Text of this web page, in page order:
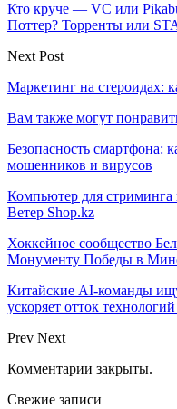
Кто круче — VC или
Поттер? Торренты или
Next Post
Маркетинг на стероидах:
Вам также могут
Безопасность смартфона:
мошенников и вирусов
Компьютер для стриминга
Ветер Shop.kz
Хоккейное сообщество
Монументу Победы в
Китайские AI-команды
ускоряет отток
Prev Next
Комментарии закрыты.
Свежие записи